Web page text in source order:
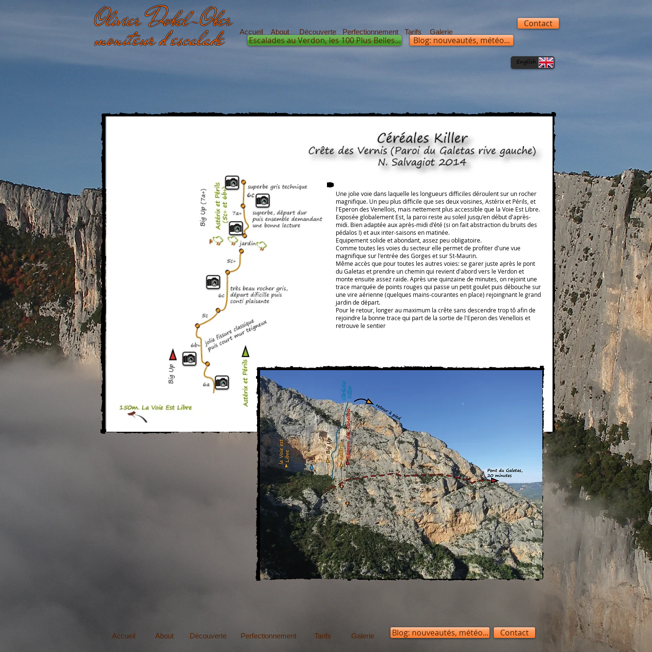
Escalades au Verdon, les 100 Plus Belles... Blog: nouveautés, météo...
Olivier Dobel-Ober
moniteur d'escalade Contact
Accueil About Découverte Perfectionnement Tarifs Galerie
Une jolie voie dans laquelle les longueurs difficiles déroulent sur un rocher
magnifique. Un peu plus difficile que ses deux voisines, Astérix et Périls, et
l'Eperon des Venellois, mais nettement plus accessible que la Voie Est Libre.
Exposée globalement Est, la paroi reste au soleil jusqu'en début d'après-
midi. Bien adaptée aux après-midi d'été (si on fait abstraction du bruits des
pédalos !) et aux inter-saisons en matinée.
Equipement solide et abondant, assez peu obligatoire.
Comme toutes les voies du secteur elle permet de profiter d'une vue
magnifique sur l'entrée des Gorges et sur St-Maurin.
Même accès que pour toutes les autres voies: se garer juste après le pont
du Galetas et prendre un chemin qui revient d'abord vers le Verdon et
monte ensuite assez raide. Après une quinzaine de minutes, on rejoint une
trace marquée de points rouges qui passe un petit goulet puis débouche sur
une vire aérienne (quelques mains-courantes en place) rejoingnant le grand
jardin de départ.
Pour le retour, longer au maximum la crête sans descendre trop tô afin de
rejoindre la bonne trace qui part de la sortie de l'Eperon des Venellois et
retrouve le sentier
Accueil About Perfectionnement Tarifs
Découverte Galerie Contact
Blog: nouveautés, météo...